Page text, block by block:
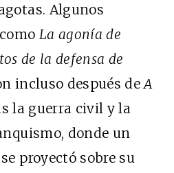
Algunos
La agonía de
de la defensa de
incluso después deA
la guerra civil y la
donde un
proyectó sobre su